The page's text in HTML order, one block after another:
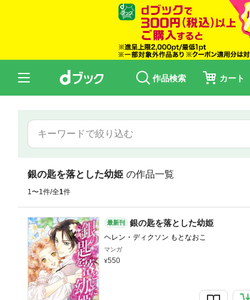
作品検索 カート
銀の匙を落とした幼姫 の作品一覧
1〜1件/全1件
最新刊 銀の匙を落とした幼姫
ヘレン・ディクソン もとなおこ
マンガ
550